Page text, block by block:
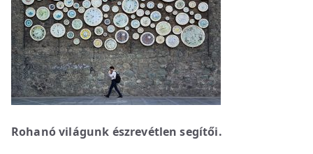
Rohanó világunk észrevétlen segítői.